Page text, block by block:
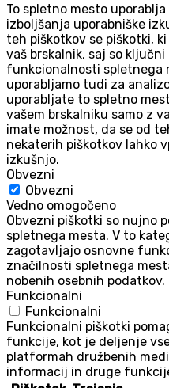
To spletno mesto
izboljšanja uporabniške
teh piškotkov se piškotki,
vaš brskalnik, saj so
funkcionalnosti spletnega
uporabljamo tudi za
uporabljate to spletno
vašem brskalniku samo z
imate možnost, da se od
nekaterih piškotkov lahko
izkušnjo.
Obvezni
Obvezni
Vedno omogočeno
Obvezni piškotki so nujno
spletnega mesta. V to
zagotavljajo osnovne
značilnosti spletnega
nobenih osebnih podatkov.
Funkcionalni
Funkcionalni
Funkcionalni piškotki
funkcije, kot je deljenje
platformah družbenih
informacij in druge